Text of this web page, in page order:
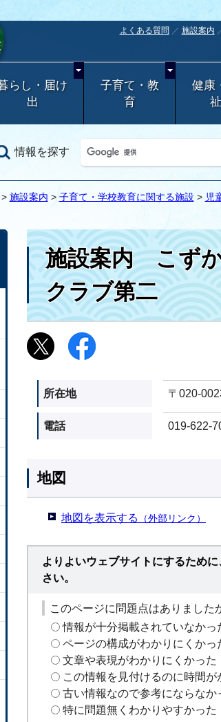
よくある質問 施設案内
らし・届け
出
子育て・教
育
健康
祉
情報を探す
> 施設案内 > 子育て・学校教育に関する施設> 児
施設案内 こず
クラブ第二
所在地 〒020-
電話 019-622-
地図
地図を表示する （外部リンク）
よりよいウェブサイトにするため
さい。
このページに問題点はありました
情報が十分掲載されていなかっ
ページの構成がわかりにくかっ
文章や表現がわかりにくかった
この情報を見付けるのに時間が
古い情報なので参考にならなか
特に問題無くわかりやすかった